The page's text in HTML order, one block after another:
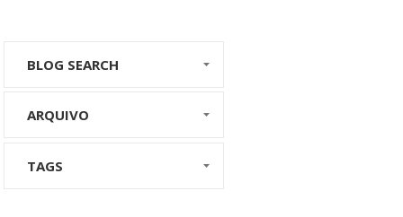
BLOG SEARCH
ARQUIVO
TAGS